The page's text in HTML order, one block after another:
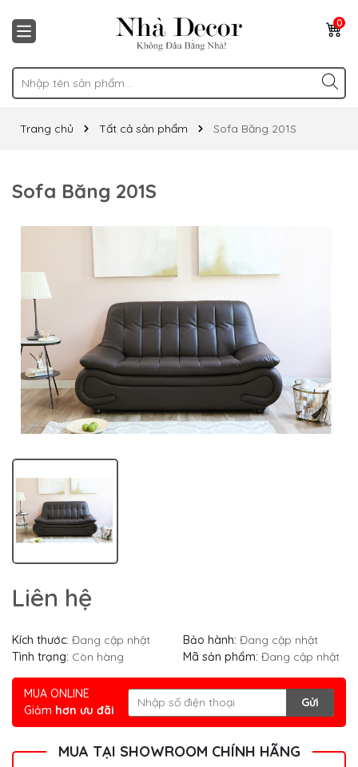
0
Trang chủ Tất cả sản phẩm Sofa Băng 201S
Sofa Băng 201S
Liên hệ
Kích thước: Đang cập nhật Bảo hành: Đang cập nhật
Tình trạng: Còn hàng Mã sản phẩm: Đang cập nhật
MUA ONLINE
Giảm hơn ưu đãi
Gửi
MUA TẠI SHOWROOM CHÍNH HÃNG